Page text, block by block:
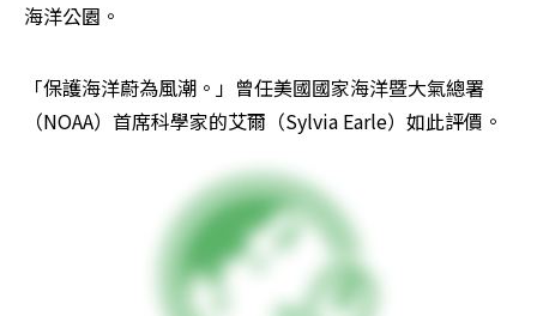
海洋公園。
「保護海洋蔚為風潮。」曾任美國國家海洋暨大氣總署
（NOAA）首席科學家的艾爾（Sylvia Earle）如此評價。